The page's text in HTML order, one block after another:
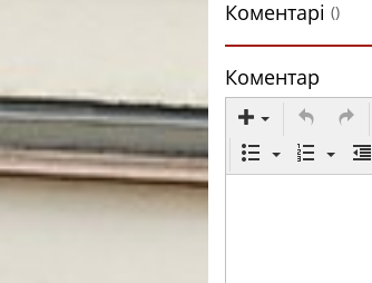
Коментарі ()
Коментар